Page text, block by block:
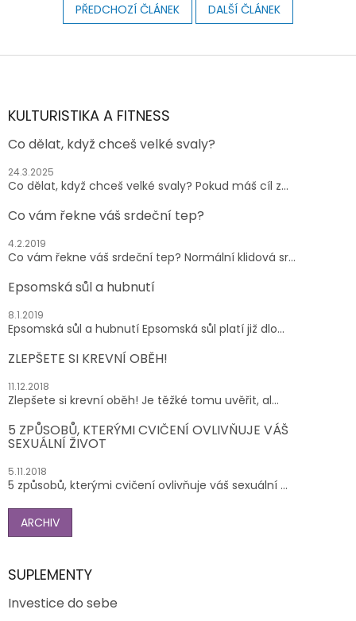
PŘEDCHOZÍ ČLÁNEK DALŠÍ ČLÁNEK
Z
aKULTURISTIKA A FITNESS
Co dělat, když chceš velké svaly?
24.3.2025
Co dělat, když chceš velké svaly? Pokud máš cíl z...
Co vám řekne váš srdeční tep?
4.2.2019
Co vám řekne váš srdeční tep? Normální klidová sr...
Epsomská sůl a hubnutí
8.1.2019
Epsomská sůl a hubnutí Epsomská sůl platí již dlo...
ZLEPŠETE SI KREVNÍ OBĚH!
11.12.2018
Zlepšete si krevní oběh! Je těžké tomu uvěřit, al...
5 ZPŮSOBŮ, KTERÝMI CVIČENÍ OVLIVŇUJE VÁŠ
SEXUÁLNÍ ŽIVOT
5.11.2018
5 způsobů, kterými cvičení ovlivňuje váš sexuální ...
ARCHIV
SUPLEMENTY
Investice do sebe